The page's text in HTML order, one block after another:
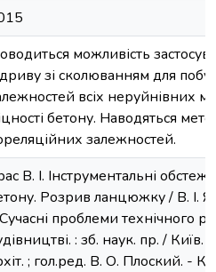
можливість
зі сколюванням для
всіх неруйнівних
бетону. Наводяться
залежностей.
В. І. Інструментальні
Розрив ланцюжку / В. І.
проблеми технічного
: зб. наук. пр. / Київ.
; гол.ред. В. О. Плоский. -